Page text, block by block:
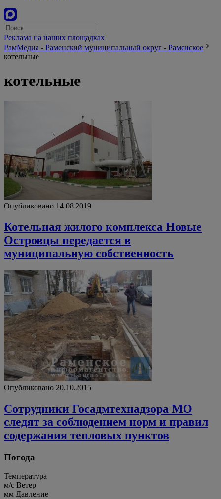
Реклама на наших площадках
РамМедиа - Раменский муниципальный округ - Раменское
котельные
котельные
Опубликовано 14.08.2019
Котельная жилого комплекса Новые
Островцы передается в
муниципальную собственность
Опубликовано 20.10.2015
Сотрудники Госадмтехнадзора МО
следят за соблюдением норм и правил
содержания тепловых пунктов
Погода
Температура
м/c Ветер
мм Давление